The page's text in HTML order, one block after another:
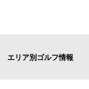
エリア別ゴルフ情報